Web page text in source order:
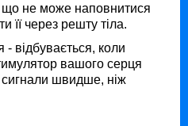
що не може наповнитися
її через решту тіла.
- відбувається, коли
вашого серця
сигнали швидше, ніж